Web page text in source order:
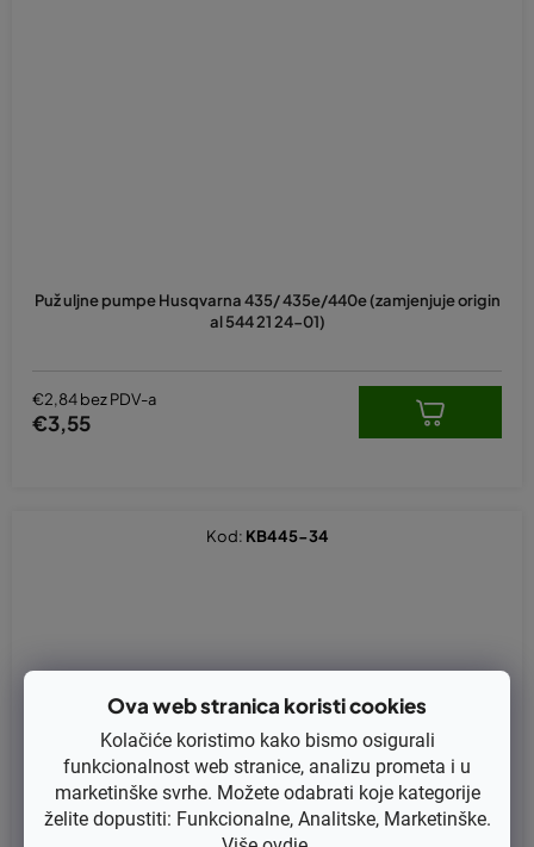
Ova web stranica koristi cookies
Kolačiće koristimo kako bismo osigurali
funkcionalnost web stranice, analizu prometa i u
marketinške svrhe. Možete odabrati koje kategorije
želite dopustiti: Funkcionalne, Analitske, Marketinške.
Puž uljne pumpe Husqvarna 435/ 435e/440e (zamjenjuje origin
al 544 21 24-01)
€2,84 bez PDV-a
€3,55
Kod: KB445-34